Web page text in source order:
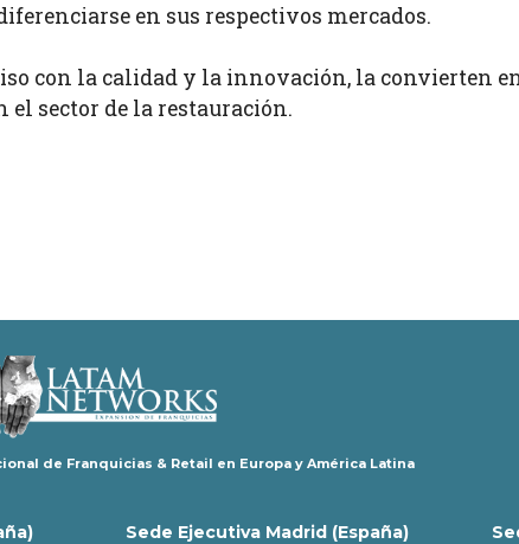
en sus respectivos mercados.
con la calidad y la innovación, la convierten
sector de la restauración.
de Franquicias & Retail en Europa y América Latina
Sede Ejecutiva Madrid (España)